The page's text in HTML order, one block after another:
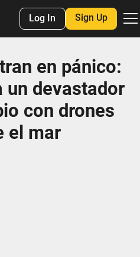
Log In Sign Up
en pánico:
un devastador
con drones
el mar